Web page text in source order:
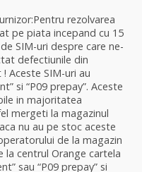
rezolvarea
pe piata incepand cu 15
SIM-uri despre care ne-
defectiunile din
Aceste SIM-uri au
si “P09 prepay”. Aceste
in majoritatea
mergeti la magazinul
nu au pe stoc aceste
de la magazin
la centrul Orange cartela
sau “P09 prepay” si